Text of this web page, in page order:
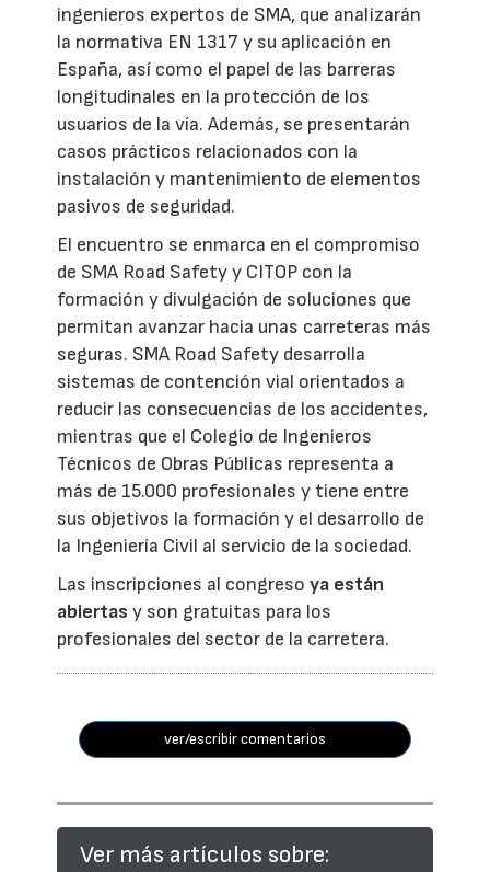
ingenieros expertos de SMA, que analizarán
la normativa EN 1317 y su aplicación en
España, así como el papel de las barreras
longitudinales en la protección de los
usuarios de la vía. Además, se presentarán
casos prácticos relacionados con la
instalación y mantenimiento de elementos
pasivos de seguridad.
El encuentro se enmarca en el compromiso
de SMA Road Safety y CITOP con la
formación y divulgación de soluciones que
permitan avanzar hacia unas carreteras más
seguras. SMA Road Safety desarrolla
sistemas de contención vial orientados a
reducir las consecuencias de los accidentes,
mientras que el Colegio de Ingenieros
Técnicos de Obras Públicas representa a
más de 15.000 profesionales y tiene entre
sus objetivos la formación y el desarrollo de
la Ingeniería Civil al servicio de la sociedad.
Las inscripciones al congresoya están
abiertas y son gratuitas para los
profesionales del sector de la carretera.
ver/escribir comentarios
Ver más artículos sobre: